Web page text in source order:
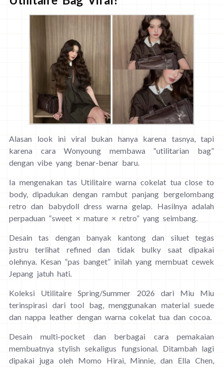
Alasan look ini viral bukan hanya karena tasnya, tapi
karena cara Wonyoung membawa “utilitarian bag”
dengan vibe yang benar-benar baru.
Ia mengenakan tas Utilitaire warna cokelat tua close to
body, dipadukan dengan rambut panjang bergelombang
retro dan babydoll dress warna gelap. Hasilnya adalah
perpaduan “sweet × mature × retro” yang seimbang.
Desain tas dengan banyak kantong dan siluet tegas
justru terlihat refined dan tidak bulky saat dipakai
olehnya. Kesan “pas banget” inilah yang membuat cewek
Jepang jatuh hati.
Koleksi Utilitaire Spring/Summer 2026 dari Miu Miu
terinspirasi dari tool bag, menggunakan material suede
dan nappa leather dengan warna cokelat tua dan cocoa.
Desain multi-pocket dan berbagai cara pemakaian
membuatnya stylish sekaligus fungsional. Ditambah lagi
dipakai juga oleh Momo Hirai, Minnie, dan Ella Chen,